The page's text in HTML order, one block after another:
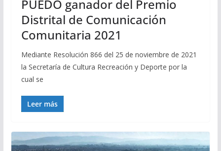
PUEDO ganador del Premio
Distrital de Comunicación
Comunitaria 2021
Mediante Resolución 866 del 25 de noviembre de 2021
la Secretaría de Cultura Recreación y Deporte por la
cual se
Leer más